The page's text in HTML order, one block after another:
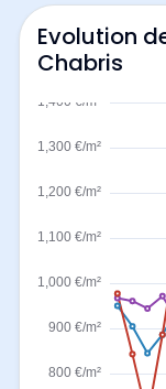
Evolution
Chabris